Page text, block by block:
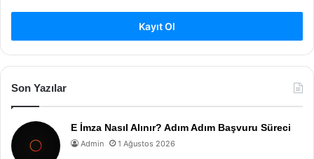
Kayıt Ol
Son Yazılar
E İmza Nasıl Alınır? Adım Adım Başvuru Süreci
Admin 1 Ağustos 2026